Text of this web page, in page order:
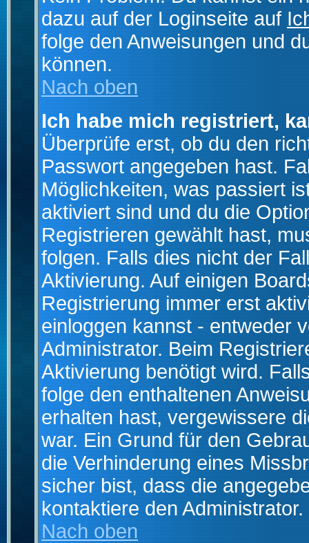
dazu auf der Loginseite auf
folge den Anweisungen und
können.
Nach oben
Ich habe mich registriert,
Überprüfe erst, ob du den
Passwort angegeben hast.
Möglichkeiten, was passiert
aktiviert sind und du die
Registrieren gewählt hast,
folgen. Falls dies nicht der
Aktivierung. Auf einigen
Registrierung immer erst
einloggen kannst - entweder
Administrator. Beim
Aktivierung benötigt wird.
folge den enthaltenen
erhalten hast, vergewissere
war. Ein Grund für den
die Verhinderung eines
sicher bist, dass die
kontaktiere den Administrator.
Nach oben